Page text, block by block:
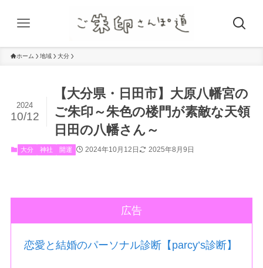
ホーム 地域 大分
【大分県・日田市】大原八幡宮の
ご朱印～朱色の楼門が素敵な天領
日田の八幡さん～
2024
10/12
大分 神社 開運 2024年10月12日 2025年8月9日
広告
恋愛と結婚のパーソナル診断【parcy’s診断】